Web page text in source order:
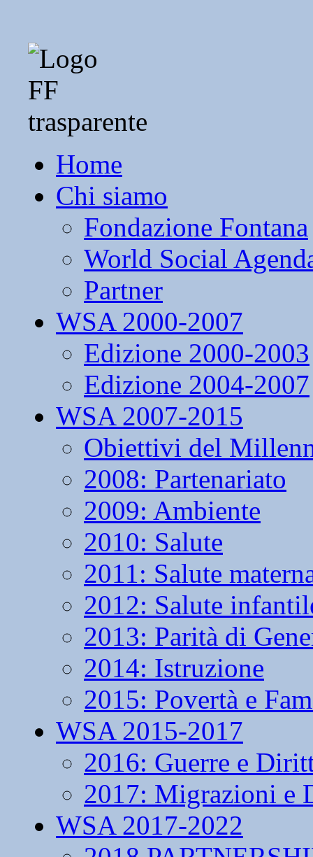
Home
Chi siamo
Fondazione Fontana
World Social
Partner
WSA 2000-2007
Edizione 2000-2003
Edizione 2004-2007
WSA 2007-2015
Obiettivi del
2008: Partenariato
2009: Ambiente
2010: Salute
2011: Salute
2012: Salute
2013: Parità di
2014: Istruzione
2015: Povertà e
WSA 2015-2017
2016: Guerre e
2017: Migrazioni e
WSA 2017-2022